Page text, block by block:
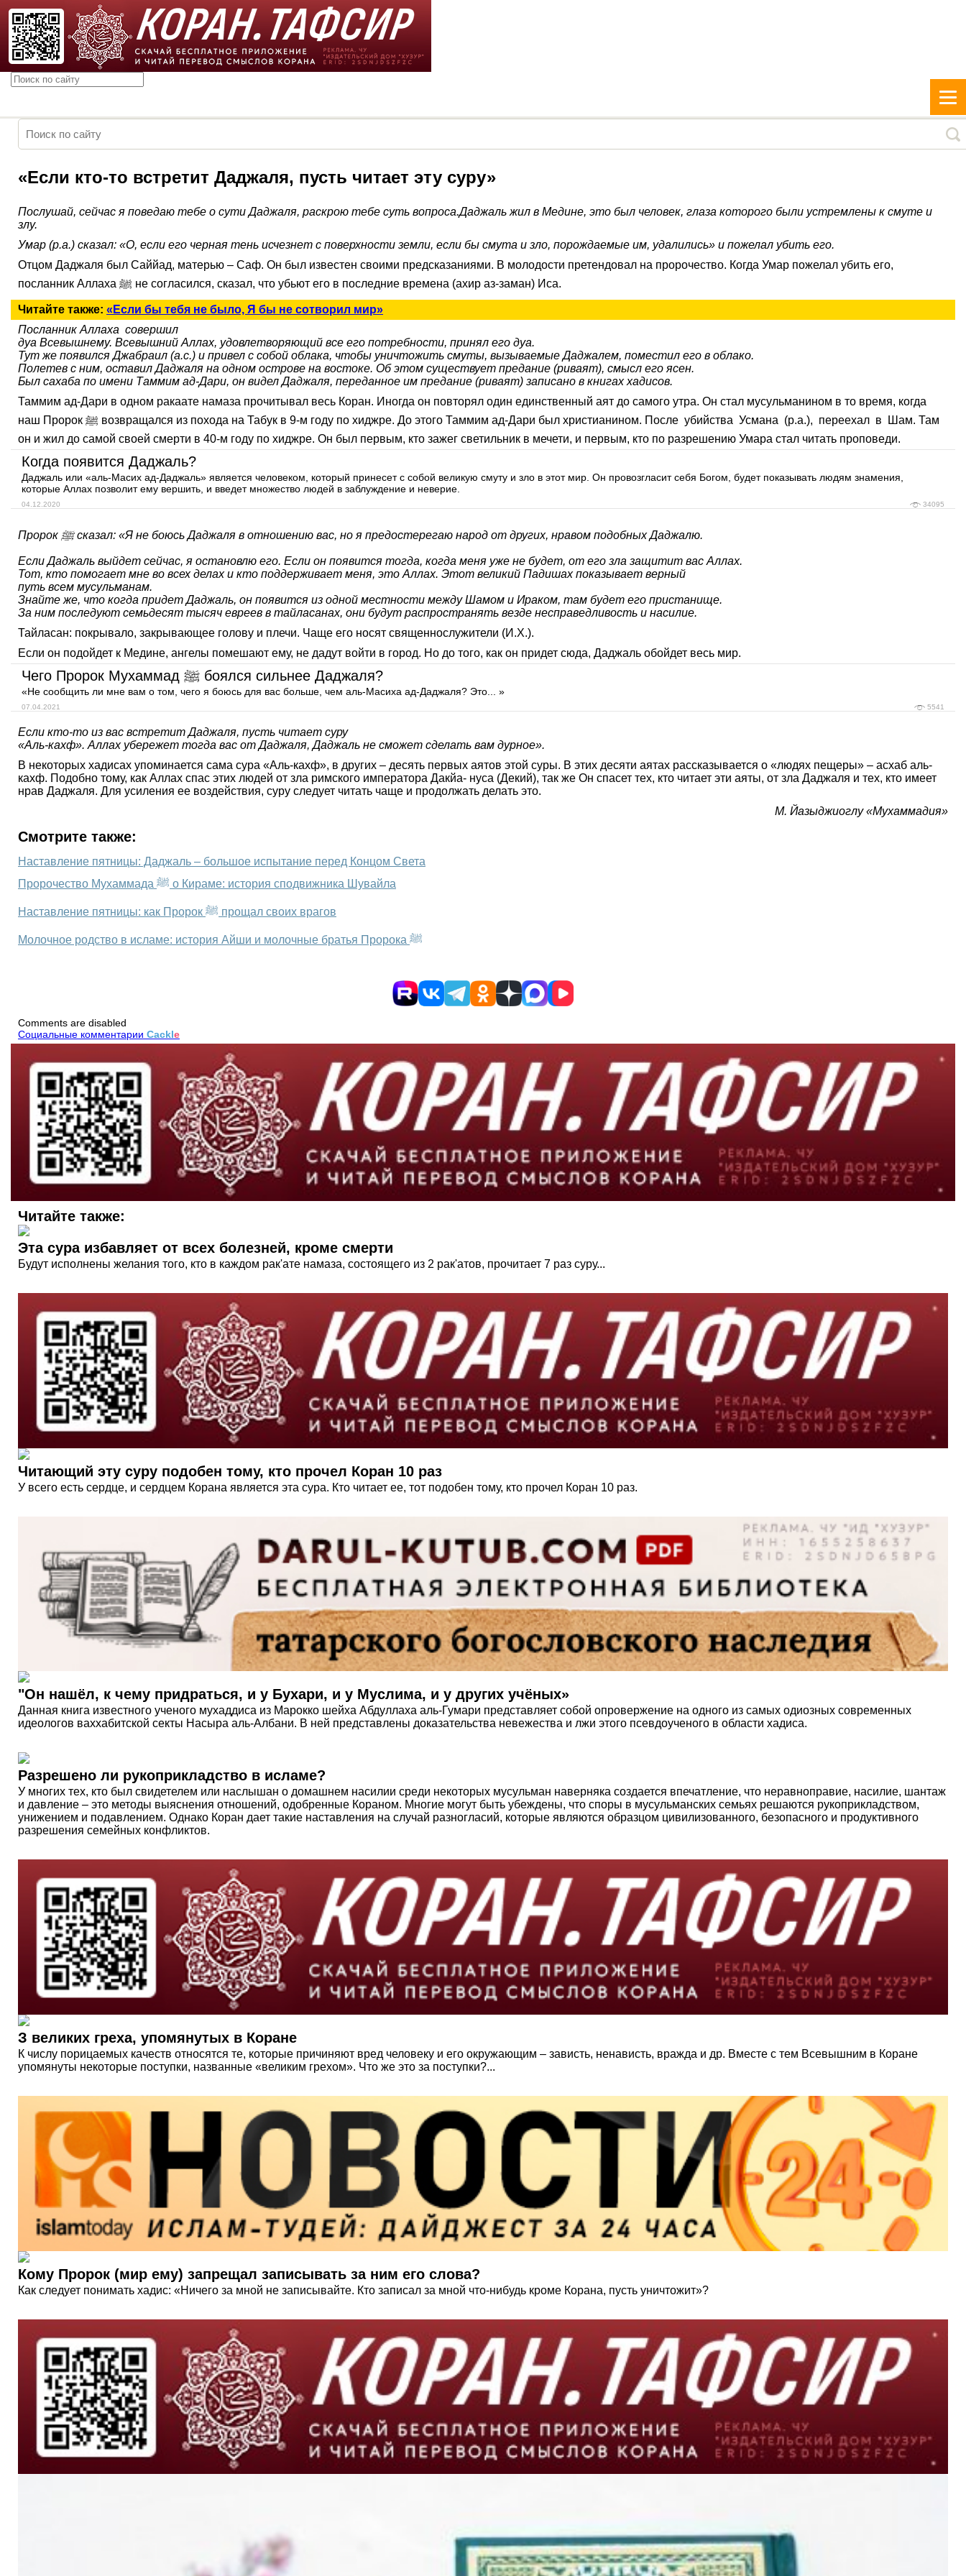
«Если кто-то встретит Даджаля, пусть читает эту суру»
Послушай, сейчас я поведаю тебе о сути Даджаля, раскрою тебе суть вопроса.Даджаль жил в Медине, это был человек, глаза которого были устремлены к смуте и
злу.
Умар (р.а.) сказал: «О, если его черная тень исчезнет с поверхности земли, если бы смута и зло, порождаемые им, удалились» и пожелал убить его.
Отцом Даджаля был Саййад, матерью – Саф. Он был известен своими предсказаниями. В молодости претендовал на пророчество. Когда Умар пожелал убить его,
посланник Аллаха ﷺ не согласился, сказал, что убьют его в последние времена (ахир аз-заман) Иса.
Читайте также: «Если бы тебя не было, Я бы не сотворил мир»
Посланник Аллаха совершил
дуа Всевышнему. Всевышний Аллах, удовлетворяющий все его потребности, принял его дуа.
Тут же появился Джабраил (а.с.) и привел с собой облака, чтобы уничтожить смуты, вызываемые Даджалем, поместил его в облако.
Полетев с ним, оставил Даджаля на одном острове на востоке. Об этом существует предание (риваят), смысл его ясен.
Был сахаба по имени Таммим ад-Дари, он видел Даджаля, переданное им предание (риваят) записано в книгах хадисов.
Таммим ад-Дари в одном ракаате намаза прочитывал весь Коран. Иногда он повторял один единственный аят до самого утра. Он стал мусульманином в то время, когда
наш Пророк ﷺ возвращался из похода на Табук в 9-м году по хиджре. До этого Таммим ад-Дари был христианином. После убийства Усмана (р.а.), переехал в Шам. Там
он и жил до самой своей смерти в 40-м году по хиджре. Он был первым, кто зажег светильник в мечети, и первым, кто по разрешению Умара стал читать проповеди.
Когда появится Даджаль?
Даджаль или «аль-Масих ад-Даджаль» является человеком, который принесет с собой великую смуту и зло в этот мир. Он провозгласит себя Богом, будет показывать людям знамения,
которые Аллах позволит ему вершить, и введет множество людей в заблуждение и неверие.
04.12.2020 34095
Пророк ﷺсказал: «Я не боюсь Даджаля в отношению вас, но я предостерегаю народ от других, нравом подобных Даджалю.
Если Даджаль выйдет сейчас, я остановлю его. Если он появится тогда, когда меня уже не будет, от его зла защитит вас Аллах.
Тот, кто помогает мне во всех делах и кто поддерживает меня, это Аллах. Этот великий Падишах показывает верный
путь всем мусульманам.
Знайте же, что когда придет Даджаль, он появится из одной местности между Шамом и Ираком, там будет его пристанище.
За ним последуют семьдесят тысяч евреев в тайласанах, они будут распространять везде несправедливость и насилие.
Тайласан: покрывало, закрывающее голову и плечи. Чаще его носят священнослужители (И.Х.).
Если он подойдет к Медине, ангелы помешают ему, не дадут войти в город. Но до того, как он придет сюда, Даджаль обойдет весь мир.
Чего Пророк Мухаммад ﷺ боялся сильнее Даджаля?
«Не сообщить ли мне вам о том, чего я боюсь для вас больше, чем аль-Масиха ад-Даджаля? Это... »
07.04.2021 5541
Если кто-то из вас встретит Даджаля, пусть читает суру
«Аль-кахф». Аллах убережет тогда вас от Даджаля, Даджаль не сможет сделать вам дурное».
В некоторых хадисах упоминается сама сура «Аль-кахф», в других – десять первых аятов этой суры. В этих десяти аятах рассказывается о «людях пещеры» – асхаб аль-
кахф. Подобно тому, как Аллах спас этих людей от зла римского императора Дакйа- нуса (Декий), так же Он спасет тех, кто читает эти аяты, от зла Даджаля и тех, кто имеет
нрав Даджаля. Для усиления ее воздействия, суру следует читать чаще и продолжать делать это.
М. Йазыджиоглу «Мухаммадия»
Смотрите также:
Наставление пятницы: Даджаль – большое испытание перед Концом Света
Пророчество Мухаммада ﷺ о Кираме: история сподвижника Шувайла
Наставление пятницы: как Пророк ﷺ прощал своих врагов
Молочное родство в исламе: история Айши и молочные братья Пророка ﷺ
Comments are disabled
Социальные комментарии Cackle
Читайте также:
Эта сура избавляет от всех болезней, кроме смерти
Будут исполнены желания того, кто в каждом рак'ате намаза, состоящего из 2 рак'атов, прочитает 7 раз суру...
Читающий эту суру подобен тому, кто прочел Коран 10 раз
У всего есть сердце, и сердцем Корана является эта сура. Кто читает ее, тот подобен тому, кто прочел Коран 10 раз.
"Он нашёл, к чему придраться, и у Бухари, и у Муслима, и у других учёных»
Данная книга известного ученого мухаддиса из Марокко шейха Абдуллаха аль-Гумари представляет собой опровержение на одного из самых одиозных современных
идеологов ваххабитской секты Насыра аль-Албани. В ней представлены доказательства невежества и лжи этого псевдоученого в области хадиса.
Разрешено ли рукоприкладство в исламе?
У многих тех, кто был свидетелем или наслышан о домашнем насилии среди некоторых мусульман наверняка создается впечатление, что неравноправие, насилие, шантаж
и давление – это методы выяснения отношений, одобренные Кораном. Многие могут быть убеждены, что споры в мусульманских семьях решаются рукоприкладством,
унижением и подавлением. Однако Коран дает такие наставления на случай разногласий, которые являются образцом цивилизованного, безопасного и продуктивного
разрешения семейных конфликтов.
З великих греха, упомянутых в Коране
К числу порицаемых качеств относятся те, которые причиняют вред человеку и его окружающим – зависть, ненависть, вражда и др. Вместе с тем Всевышним в Коране
упомянуты некоторые поступки, названные «великим грехом». Что же это за поступки?...
Кому Пророк (мир ему) запрещал записывать за ним его слова?
Как следует понимать хадис: «Ничего за мной не записывайте. Кто записал за мной что-нибудь кроме Корана, пусть уничтожит»?